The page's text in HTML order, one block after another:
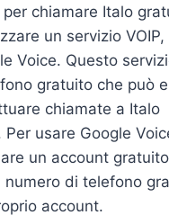
chiamare Italo
un servizio VOIP,
Voice. Questo
gratuito che può
chiamate a Italo
usare Google
un account
numero di telefono
account.